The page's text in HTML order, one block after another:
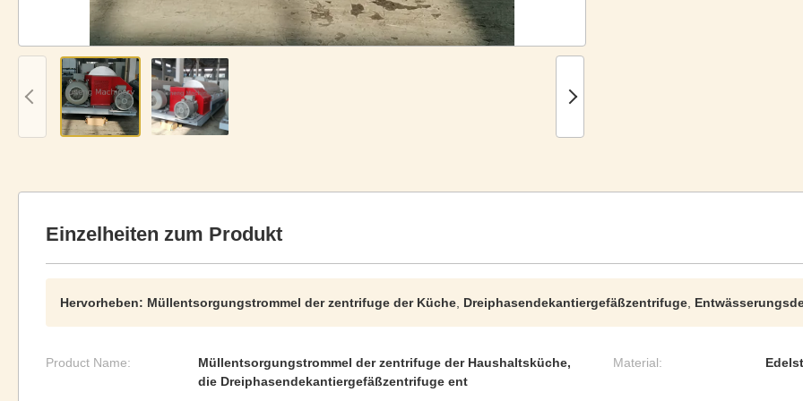
Einzelheiten zum Produkt
Hervorheben: Müllentsorgungstrommel der zentrifuge der Küche Dreiphasendekantiergefäßzentrifuge
Product Name:
Müllentsorgungstrommel der zentrifuge der Haushaltsküche,
die Dreiphasendekantiergefäßzentrifuge ent
Material: